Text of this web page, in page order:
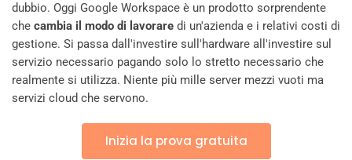
dubbio. Oggi Google Workspace è un prodotto sorprendente
che cambia il modo di lavorare di un'azienda e i relativi costi di
gestione. Si passa dall'investire sull'hardware all'investire sul
servizio necessario pagando solo lo stretto necessario che
realmente si utilizza. Niente più mille server mezzi vuoti ma
servizi cloud che servono.
Inizia la prova gratuita